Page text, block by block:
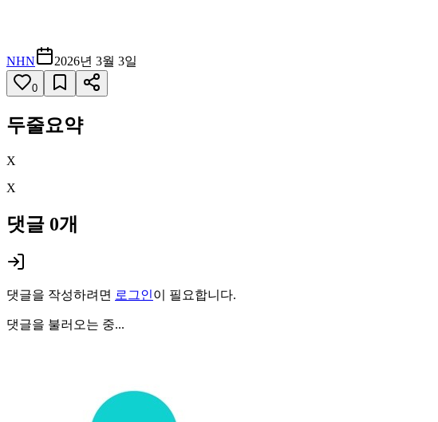
NHN 2026년 3월 3일
0
두줄요약
X
X
댓글 0개
댓글을 작성하려면 로그인이 필요합니다.
댓글을 불러오는 중...